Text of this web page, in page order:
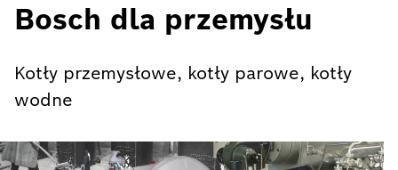
Bosch dla przemysłu
Kotły przemysłowe, kotły parowe, kotły
wodne